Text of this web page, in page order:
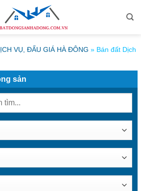
VỤ, ĐẤU GIÁ HÀ ĐÔNG » Bán đất Dịch
sản